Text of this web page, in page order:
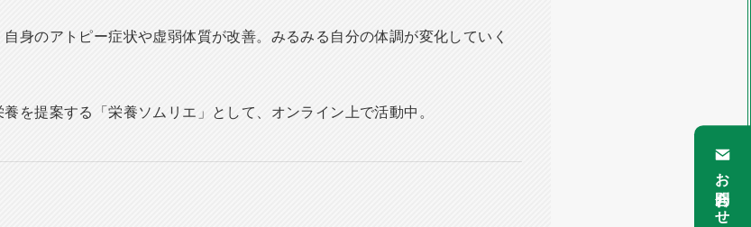
身のアトピー症状や虚弱体質が改善。みるみる自分の体調が変化していく
を提案する「栄養ソムリエ」として、オンライン上で活動中。
お問合わせ